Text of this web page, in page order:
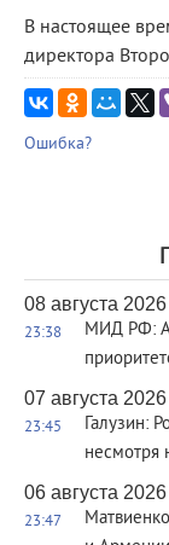
В настоящее
директора
Ошибка?
08 августа 2026
23:38
МИД РФ:
07 августа 2026
23:45
Галузин:
несмотря
06 августа 2026
23:47